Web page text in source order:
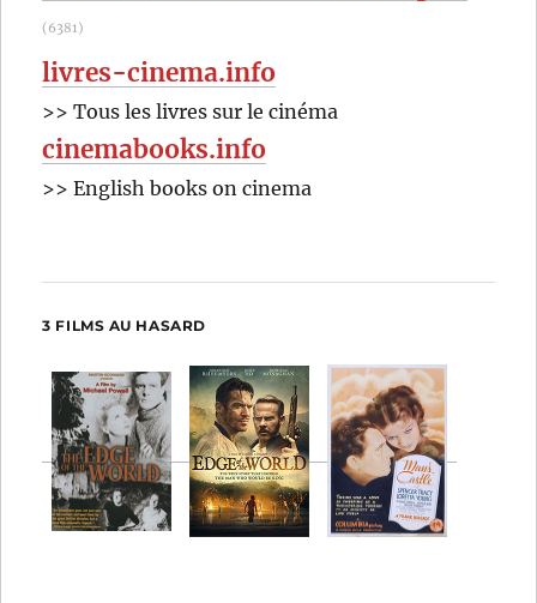
(6381)
livres-cinema.info
>> Tous les livres sur le cinéma
cinemabooks.info
>> English books on cinema
3 FILMS AU HASARD